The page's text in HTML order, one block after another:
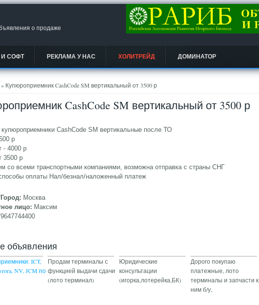
о продаже
СОФТ РЕКЛАМА У НАС ХОЛИТРЕЙД ДОМИНАТОР
» Купюроприемник CashCode SM вертикальный от 3500 р
CashCode SM вертикальный от 3500 р
CashCode SM вертикальные после ТО
р
- 4000 р
3500 р
со всеми транспортными компаниями, возможна отправка с страны СНГ
оплаты Нал/безнал/наложенный платеж
Москва
лицо: Максим
объявления
ICT,
NV, JCM по
Продам терминалы с
функцией выдачи сдачи
(лото терминал)
Юридические
консультации
(игорка,лотерейка,БК)
Дорого покупаю
платежные, лото
терминалы и запчасти к
ним б/у,